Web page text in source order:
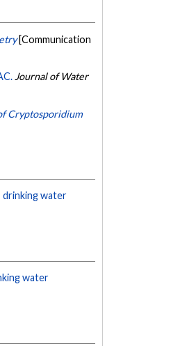
[Communication
Journal of Water
Cryptosporidium
drinking water
water